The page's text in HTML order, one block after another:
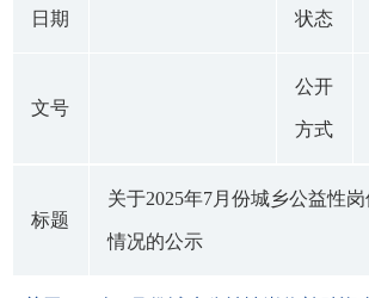
日期 状态
文号
公开
方式
标题
关于2025年7月份城乡公益性
情况的公示